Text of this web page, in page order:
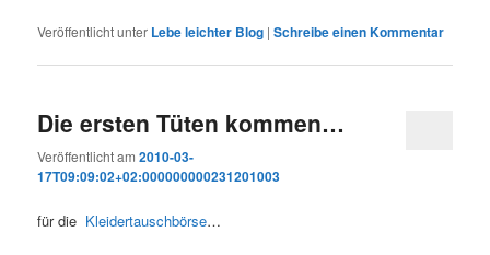
Veröffentlicht unter Lebe leichter Blog |Schreibe einen Kommentar
Die ersten Tüten kommen…
Veröffentlicht am2010-03-
17T09:09:02+02:000000000231201003
für die Kleidertauschbörse…